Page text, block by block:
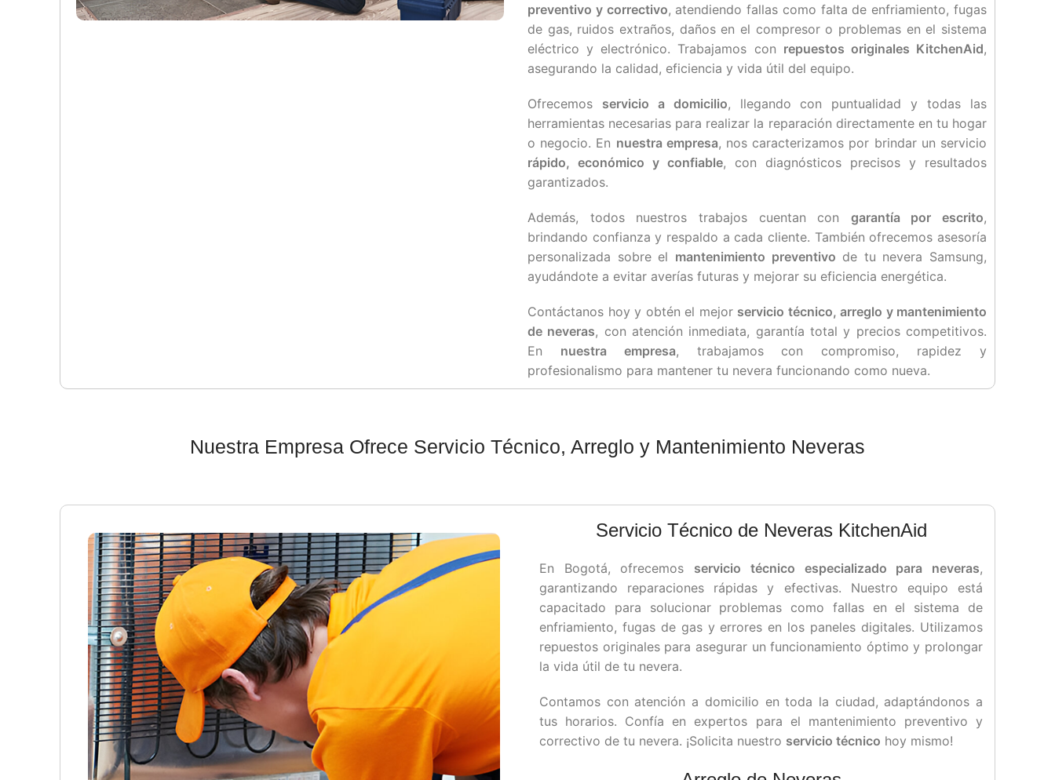
preventivo y correctivo, atendiendo fallas como falta de enfriamiento, fugas
de gas, ruidos extraños, daños en el compresor o problemas en el sistema
eléctrico y electrónico. Trabajamos con repuestos originales KitchenAid,
asegurando la calidad, eficiencia y vida útil del equipo.
Ofrecemos servicio a domicilio, llegando con puntualidad y todas las
herramientas necesarias para realizar la reparación directamente en tu hogar
o negocio. En nuestra empresa, nos caracterizamos por brindar un servicio
rápido, económico y confiable, con diagnósticos precisos y resultados
garantizados.
Además, todos nuestros trabajos cuentan con garantía por escrito,
brindando confianza y respaldo a cada cliente. También ofrecemos asesoría
personalizada sobre el mantenimiento preventivo de tu nevera Samsung,
ayudándote a evitar averías futuras y mejorar su eficiencia energética.
Contáctanos hoy y obtén el mejor servicio técnico, arreglo y mantenimiento
de neveras, con atención inmediata, garantía total y precios competitivos.
En nuestra empresa, trabajamos con compromiso, rapidez y
profesionalismo para mantener tu nevera funcionando como nueva.
Nuestra Empresa Ofrece Servicio Técnico, Arreglo y Mantenimiento Neveras
Servicio Técnico de Neveras KitchenAid
En Bogotá, ofrecemos servicio técnico especializado para neveras,
garantizando reparaciones rápidas y efectivas. Nuestro equipo está
capacitado para solucionar problemas como fallas en el sistema de
enfriamiento, fugas de gas y errores en los paneles digitales. Utilizamos
repuestos originales para asegurar un funcionamiento óptimo y prolongar
la vida útil de tu nevera.
Contamos con atención a domicilio en toda la ciudad, adaptándonos a
tus horarios. Confía en expertos para el mantenimiento preventivo y
correctivo de tu nevera. ¡Solicita nuestro servicio técnico hoy mismo!